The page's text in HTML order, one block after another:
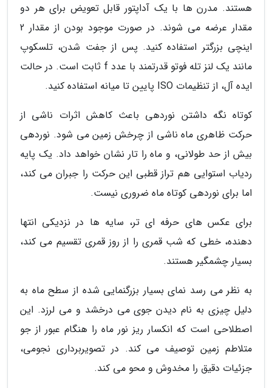
هستند. مدرن ها با یک آداپتور قابل تعویض برای هر دو
مقدار عرضه می شوند. در صورت موجود بودن از مقدار 2
اینچی بزرگتر استفاده کنید. پس از جفت شدن، تلسکوپ
مانند یک لنز تله فوتو قدرتمند با عدد f ثابت است. در حالت
ایده آل، از تنظیمات ISO پایین تا میانه استفاده کنید.
کوتاه نگه داشتن نوردهی باعث کاهش اثرات ناشی از
حرکت ظاهری ماه ناشی از چرخش زمین می شود. نوردهی
بیش از حد طولانی، و ماه را تار نشان خواهد داد. یک پایه
ردیاب استوایی هم تراز قطبی این حرکت را جبران می کند،
اما برای نوردهی کوتاه ماه ضروری نیست.
برای عکس های حرفه ای تر، سایه ها در نزدیکی انتها
دهنده، خطی که شب قمری را از روز قمری تقسیم می کند،
بسیار چشمگیر هستند.
به نظر می رسد نمای بسیار بزرگنمایی شده از سطح ماه به
دلیل چیزی به نام دیدن جوی می درخشد و می لرزد. این
اصطلاحی است که انکسار ریز نور ماه را هنگام عبور از جو
متلاطم زمین توصیف می کند. در تصویربرداری نجومی،
جزئیات دقیق را مخدوش و محو می کند.